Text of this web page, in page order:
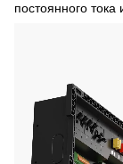
постоянного